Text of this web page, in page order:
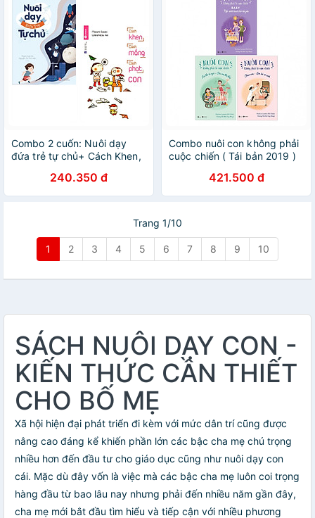
Combo 2 cuốn: Nuôi dạy
đứa trẻ tự chủ+ Cách Khen,
( Phương pháp giúp trẻ phát
triển nội lực để thành công/
240.350 đ
Combo nuôi con không phải
cuộc chiến ( Tái bản 2019 )
) Tặng kèm 3 bookmark như
hình ngẫu nhiên
421.500 đ
Trang 1/10
1 2 3 4 5 6 7 8 9 10
SÁCH NUÔI DẠY CON -
KIẾN THỨC CẦN THIẾT
CHO BỐ MẸ
Xã hội hiện đại phát triển đi kèm với mức dân trí cũng được
nâng cao đáng kể khiến phần lớn các bậc cha mẹ chú trọng
nhiều hơn đến đầu tư cho giáo dục cũng như nuôi dạy con
cái. Mặc dù đây vốn là việc mà các bậc cha mẹ luôn coi trọng
hàng đầu từ bao lâu nay nhưng phải đến nhiều năm gần đây,
cha mẹ mới bắt đầu tìm hiểu và tiếp cận với nhiều phương